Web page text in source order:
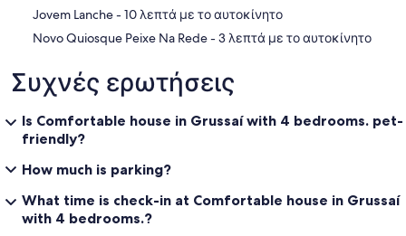
‪Jovem Lanche - ‬10 λεπτά με το αυτοκίνητο
‪Novo Quiosque Peixe Na Rede - ‬3 λεπτά με το αυτοκίνητο
Συχνές ερωτήσεις
Is Comfortable house in Grussaí with 4 bedrooms. pet-
friendly?
How much is parking?
What time is check-in at Comfortable house in Grussaí
with 4 bedrooms.?